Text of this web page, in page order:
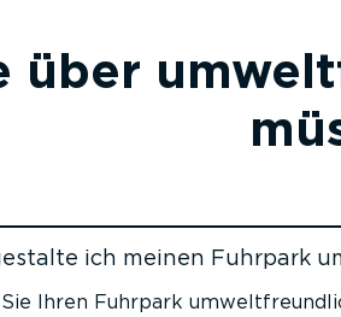
über
ich meinen Fuhrpark
Ihren Fuhrpark